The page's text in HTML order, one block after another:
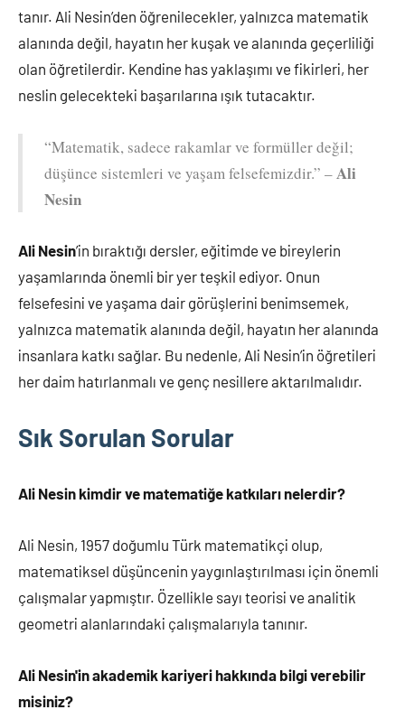
tanır. Ali Nesin’den öğrenilecekler, yalnızca matematik
alanında değil, hayatın her kuşak ve alanında geçerliliği
olan öğretilerdir. Kendine has yaklaşımı ve fikirleri, her
neslin gelecekteki başarılarına ışık tutacaktır.
“Matematik, sadece rakamlar ve formüller değil;
düşünce sistemleri ve yaşam felsefemizdir.” –Ali
Nesin
Ali Nesin’in bıraktığı dersler, eğitimde ve bireylerin
yaşamlarında önemli bir yer teşkil ediyor. Onun
felsefesini ve yaşama dair görüşlerini benimsemek,
yalnızca matematik alanında değil, hayatın her alanında
insanlara katkı sağlar. Bu nedenle, Ali Nesin’in öğretileri
her daim hatırlanmalı ve genç nesillere aktarılmalıdır.
Sık Sorulan Sorular
Ali Nesin kimdir ve matematiğe katkıları nelerdir?
Ali Nesin, 1957 doğumlu Türk matematikçi olup,
matematiksel düşüncenin yaygınlaştırılması için önemli
çalışmalar yapmıştır. Özellikle sayı teorisi ve analitik
geometri alanlarındaki çalışmalarıyla tanınır.
Ali Nesin'in akademik kariyeri hakkında bilgi verebilir
misiniz?